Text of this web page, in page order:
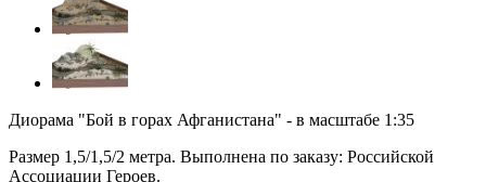
Диорама "Бой в горах Афганистана" - в масштабе 1:35
Размер 1,5/1,5/2 метра. Выполнена по заказу: Российской
Ассоциации Героев.